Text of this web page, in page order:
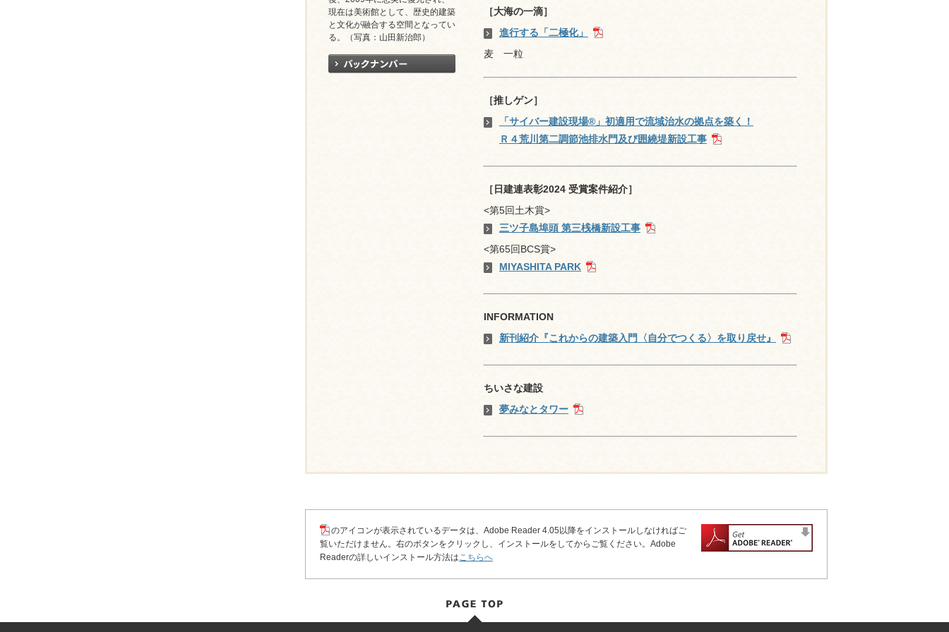
現在は美術館として、歴史的建築
と文化が融合する空間となってい
る。（写真：山田新治郎）
［大海の一滴］
進行する「二極化」
麦 一粒
［推しゲン］
「サイバー建設現場®」初適用で流域治水の拠点を築く！
Ｒ４荒川第二調節池排水門及び囲繞堤新設工事
［日建連表彰2024 受賞案件紹介］
<第5回土木賞>
三ツ子島埠頭 第三桟橋新設工事
<第65回BCS賞>
MIYASHITA PARK
INFORMATION
新刊紹介『これからの建築入門〈自分でつくる〉を取り戻せ』
ちいさな建設
夢みなとタワー
のアイコンが表示されているデータは、Adobe Reader 4.05以降をインストールしなければご
覧いただけません。右のボタンをクリックし、インストールをしてからご覧ください。Adobe
Readerの詳しいインストール方法はこちらへ